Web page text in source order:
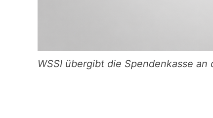
WSSI übergibt die Spendenkasse